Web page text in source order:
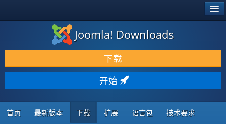
下载 & 扩展
发现 & 学习
社区 & 支持
开发者资源
Joomla! Downloads
下载
开始
首页 最新版本 下载 扩展 语言包 技术要求